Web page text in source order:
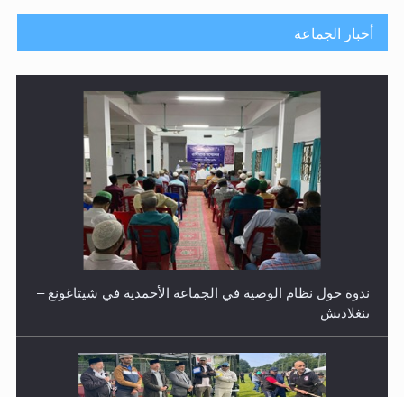
أخبار الجماعة
ندوة حول نظام الوصية في الجماعة الأحمدية في شيتاغونغ –
بنغلاديش